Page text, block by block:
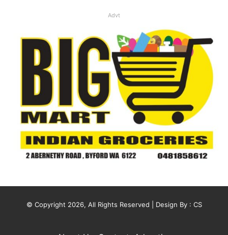
Advt
© Copyright 2026, All Rights Reserved | Design By : CS